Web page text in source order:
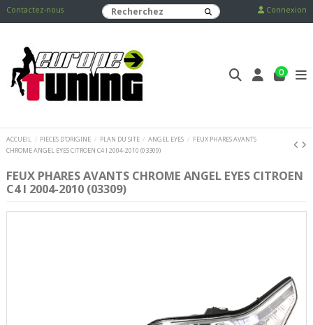
Contactez-nous Connexion
0
ACCUEIL PIECES D'ORIGINE PLAN DU SITE ANGEL EYES
FEUX PHARES AVANTS
CHROME ANGEL EYES CITROEN C4 I 2004-2010 (03309)
FEUX PHARES AVANTS CHROME ANGEL EYES CITROEN
C4 I 2004-2010 (03309)